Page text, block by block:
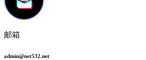
邮箱
admin@net532.net